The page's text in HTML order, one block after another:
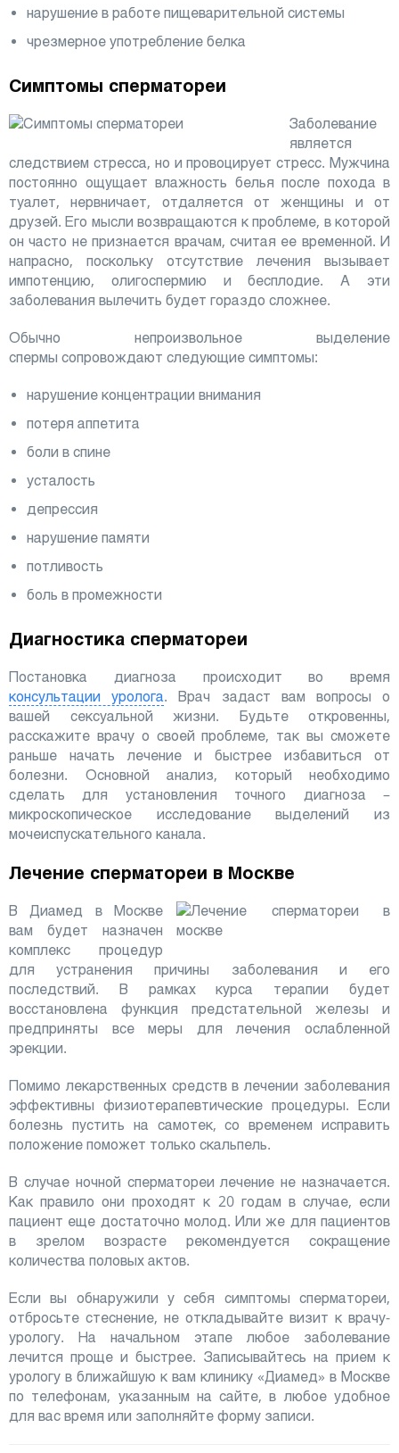
нарушение в работе пищеварительной системы
чрезмерное употребление белка
Симптомы сперматореи
Заболевание
является
следствием стресса, но и провоцирует стресс. Мужчина
постоянно ощущает влажность белья после похода в
туалет, нервничает, отдаляется от женщины и от
друзей. Его мысли возвращаются к проблеме, в которой
он часто не признается врачам, считая ее временной. И
напрасно, поскольку отсутствие лечения вызывает
импотенцию, олигоспермию и бесплодие. А эти
заболевания вылечить будет гораздо сложнее.
Обычно непроизвольное выделение
спермы сопровождают следующие симптомы:
нарушение концентрации внимания
потеря аппетита
боли в спине
усталость
депрессия
нарушение памяти
потливость
боль в промежности
Диагностика сперматореи
Постановка диагноза происходит во время
консультации уролога. Врач задаст вам вопросы о
вашей сексуальной жизни. Будьте откровенны,
расскажите врачу о своей проблеме, так вы сможете
раньше начать лечение и быстрее избавиться от
болезни. Основной анализ, который необходимо
сделать для установления точного диагноза –
микроскопическое исследование выделений из
мочеиспускательного канала.
Лечение сперматореи в Москве
В Диамед в Москве
вам будет назначен
комплекс процедур
для устранения причины заболевания и его
последствий. В рамках курса терапии будет
восстановлена функция предстательной железы и
предприняты все меры для лечения ослабленной
эрекции.
Помимо лекарственных средств в лечении заболевания
эффективны физиотерапевтические процедуры. Если
болезнь пустить на самотек, со временем исправить
положение поможет только скальпель.
В случае ночной сперматореи лечение не назначается.
Как правило они проходят к 20 годам в случае, если
пациент еще достаточно молод. Или же для пациентов
в зрелом возрасте рекомендуется сокращение
количества половых актов.
Если вы обнаружили у себя симптомы сперматореи,
отбросьте стеснение, не откладывайте визит к врачу-
урологу. На начальном этапе любое заболевание
лечится проще и быстрее. Записывайтесь на прием к
урологу в ближайшую к вам клинику «Диамед» в Москве
по телефонам, указанным на сайте, в любое удобное
для вас время или заполняйте форму записи.